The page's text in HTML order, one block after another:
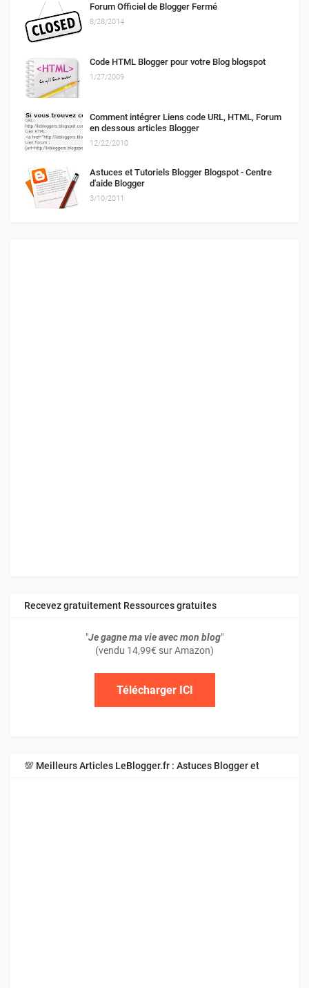
Forum Officiel de Blogger Fermé
8/28/2014
Code HTML Blogger pour votre Blog blogspot
1/27/2009
Comment intégrer Liens code URL, HTML, Forum
en dessous articles Blogger
12/22/2010
Astuces et Tutoriels Blogger Blogspot - Centre
d'aide Blogger
3/10/2011
Recevez gratuitement Ressources gratuites
"Je gagne ma vie avec mon blog"
(vendu 14,99€ sur Amazon)
Télécharger ICI
💯 Meilleurs Articles LeBlogger.fr : Astuces Blogger et